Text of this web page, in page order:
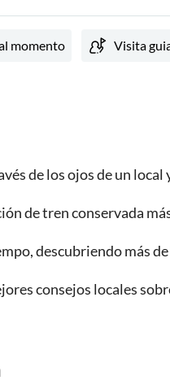
momento Visita
de los ojos de un
de tren conservada
descubriendo más
consejos locales